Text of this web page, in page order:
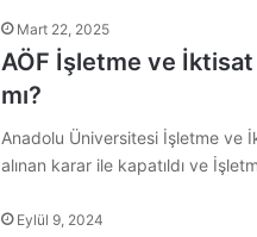
Mart 22, 2025
AÖF İşletme ve İktisat
mı?
Anadolu Üniversitesi İşletme ve
alınan karar ile kapatıldı ve
Eylül 9, 2024